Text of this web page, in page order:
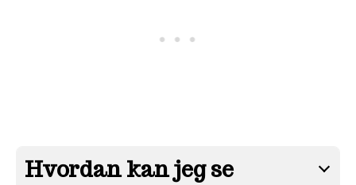
Hvordan kan jeg se